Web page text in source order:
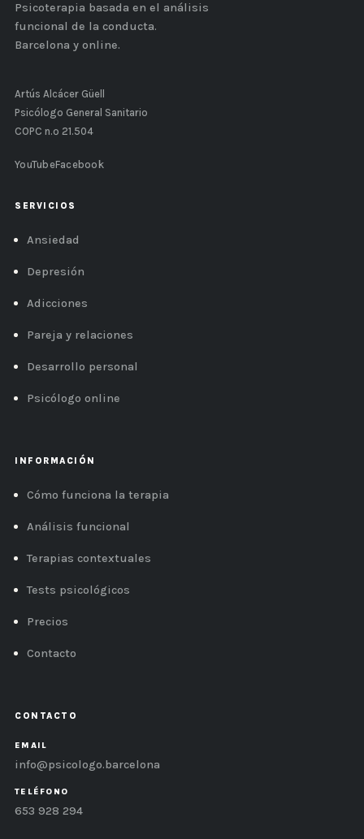
Psicoterapia basada en el análisis
funcional de la conducta.
Barcelona y online.
Artús Alcácer Güell
Psicólogo General Sanitario
COPC n.º 21.504
YouTubeFacebook
SERVICIOS
Ansiedad
Depresión
Adicciones
Pareja y relaciones
Desarrollo personal
Psicólogo online
INFORMACIÓN
Cómo funciona la terapia
Análisis funcional
Terapias contextuales
Tests psicológicos
Precios
Contacto
CONTACTO
EMAIL
info@psicologo.barcelona
TELÉFONO
653 928 294